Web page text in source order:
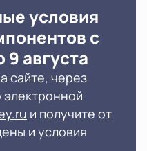
и
возможные
условия
с
9 августа
сайте, через
электронной
и получите от
и условия